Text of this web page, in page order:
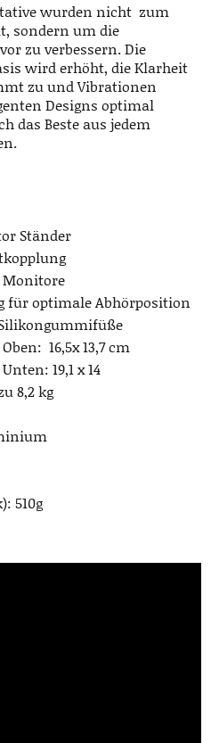
wurden nicht zum
sondern um die
zu verbessern. Die
wird erhöht, die Klarheit
zu und Vibrationen
Designs optimal
das Beste aus jedem
Ständer
Monitore
für optimale Abhörposition
16,5x 13,7 cm
19,1 x 14
8,2 kg
510g